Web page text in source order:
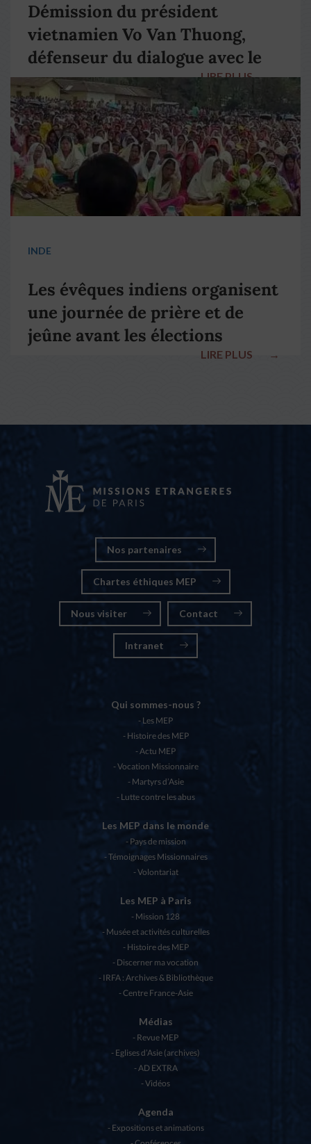
Démission du président
vietnamien Vo Van Thuong,
défenseur du dialogue avec le
pape François
LIRE PLUS →
INDE
Les évêques indiens organisent
une journée de prière et de
jeûne avant les élections
LIRE PLUS →
Nos partenaires
Chartes éthiques MEP
Nous visiter Contact
Intranet
Qui sommes-nous ?
Les MEP
Histoire des MEP
Actu MEP
Vocation Missionnaire
Martyrs d’Asie
Lutte contre les abus
Les MEP dans le monde
Pays de mission
Témoignages Missionnaires
Volontariat
Les MEP à Paris
Mission 128
Musée et activités culturelles
Histoire des MEP
Discerner ma vocation
IRFA : Archives & Bibliothèque
Centre France-Asie
Médias
Revue MEP
Eglises d’Asie (archives)
AD EXTRA
Vidéos
Agenda
Expositions et animations